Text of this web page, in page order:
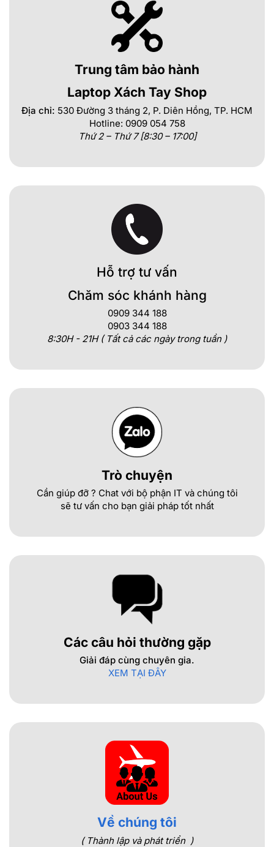
Trung tâm bảo hành
Laptop Xách Tay Shop
Địa chỉ: 530 Đường 3 tháng 2, P. Diên Hồng, TP. HCM
Hotline: 0909 054 758
Thứ 2 – Thứ 7 [8:30 – 17:00]
Hỗ trợ tư vấn
Chăm sóc khánh hàng
0909 344 188
0903 344 188
8:30H - 21H ( Tất cả các ngày trong tuần )
Trò chuyện
Cần giúp đỡ ? Chat với bộ phận IT và chúng tôi
sẽ tư vấn cho bạn giải pháp tốt nhất
Các câu hỏi thường gặp
Giải đáp cùng chuyên gia.
XEM TẠI ĐÂY
Về chúng tôi
( Thành lập và phát triển )